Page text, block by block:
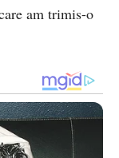
am trimis-o